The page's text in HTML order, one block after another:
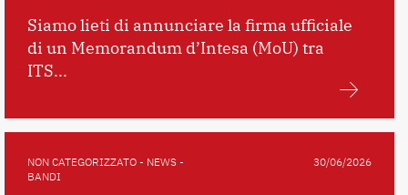
Siamo lieti di annunciare la firma ufficiale
di un Memorandum d’Intesa (MoU) tra
ITS...
NON CATEGORIZZATO - NEWS -
BANDI
30/06/2026